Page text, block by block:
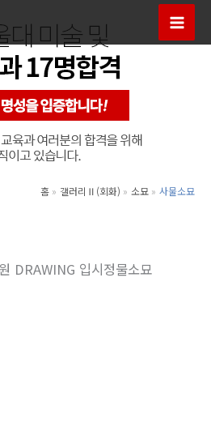
Main
홈 갤러리Ⅱ(회화) 소묘 사물소묘
DRAWING 입시정물소묘